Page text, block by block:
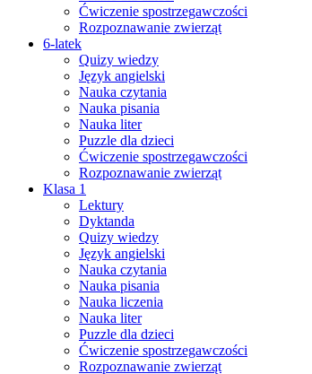
Ćwiczenie spostrzegawczości
Rozpoznawanie zwierząt
6-latek
Quizy wiedzy
Język angielski
Nauka czytania
Nauka pisania
Nauka liter
Puzzle dla dzieci
Ćwiczenie spostrzegawczości
Rozpoznawanie zwierząt
Klasa 1
Lektury
Dyktanda
Quizy wiedzy
Język angielski
Nauka czytania
Nauka pisania
Nauka liczenia
Nauka liter
Puzzle dla dzieci
Ćwiczenie spostrzegawczości
Rozpoznawanie zwierząt